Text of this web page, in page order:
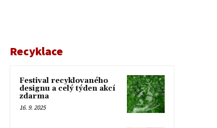
Recyklace
Festival recyklovaného
designu a celý týden akcí
zdarma
16. 9. 2025